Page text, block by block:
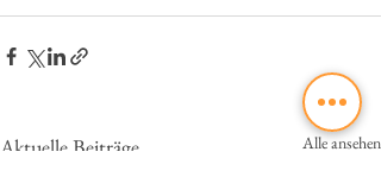
Aktuelle Beiträge Alle ansehen